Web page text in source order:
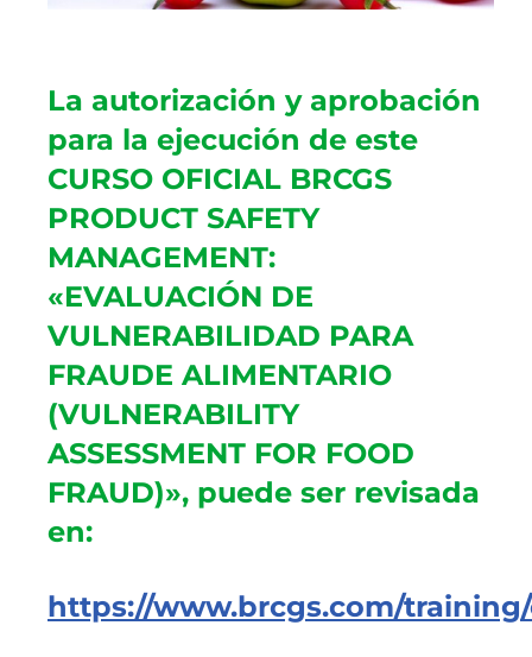
La autorización y aprobación
para la ejecución de este
CURSO OFICIAL BRCGS
PRODUCT SAFETY
MANAGEMENT:
«EVALUACIÓN DE
VULNERABILIDAD PARA
FRAUDE ALIMENTARIO
(VULNERABILITY
ASSESSMENT FOR FOOD
FRAUD)», puede ser revisada
en:
https://www.brcgs.com/